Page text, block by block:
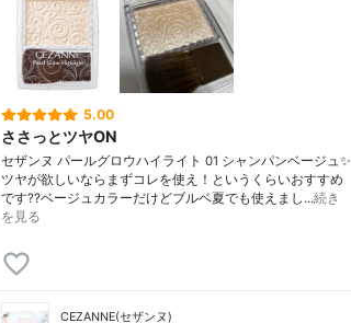
5.00
ささっとツヤON
セザンヌ パールグロウハイライト 01 シャンパンベージュ✨
ツヤが欲しいならまずコレを使え！というくらいおすすめ
です??ベージュカラーだけどブルベ夏でも使えまし…続き
を見る
CEZANNE(セザンヌ)